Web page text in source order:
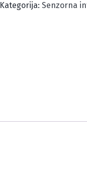
Kategorija:Senzorna